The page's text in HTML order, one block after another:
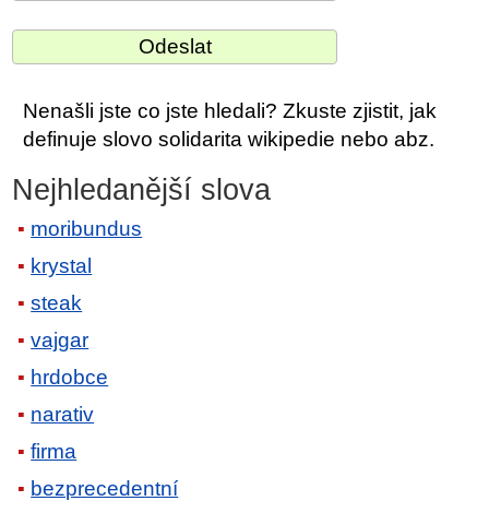
Nenašli jste co jste hledali? Zkuste zjistit, jak
definuje slovo solidarita wikipedie nebo abz.
Nejhledanější slova
moribundus
krystal
steak
vajgar
hrdobce
narativ
firma
bezprecedentní